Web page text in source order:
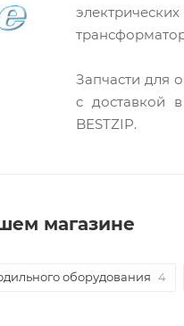
Запчасти для
c доставкой
BESTZIP.
магазине
оборудования 4